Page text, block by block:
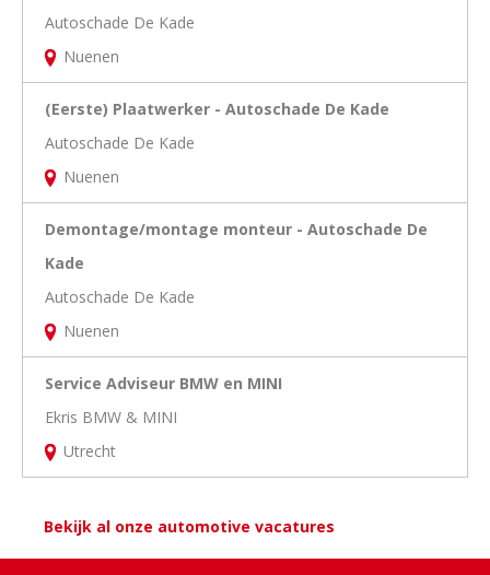
Autoschade De Kade
Nuenen
(Eerste) Plaatwerker - Autoschade De Kade
Autoschade De Kade
Nuenen
Demontage/montage monteur - Autoschade De
Kade
Autoschade De Kade
Nuenen
Service Adviseur BMW en MINI
Ekris BMW & MINI
Utrecht
Bekijk al onze automotive vacatures